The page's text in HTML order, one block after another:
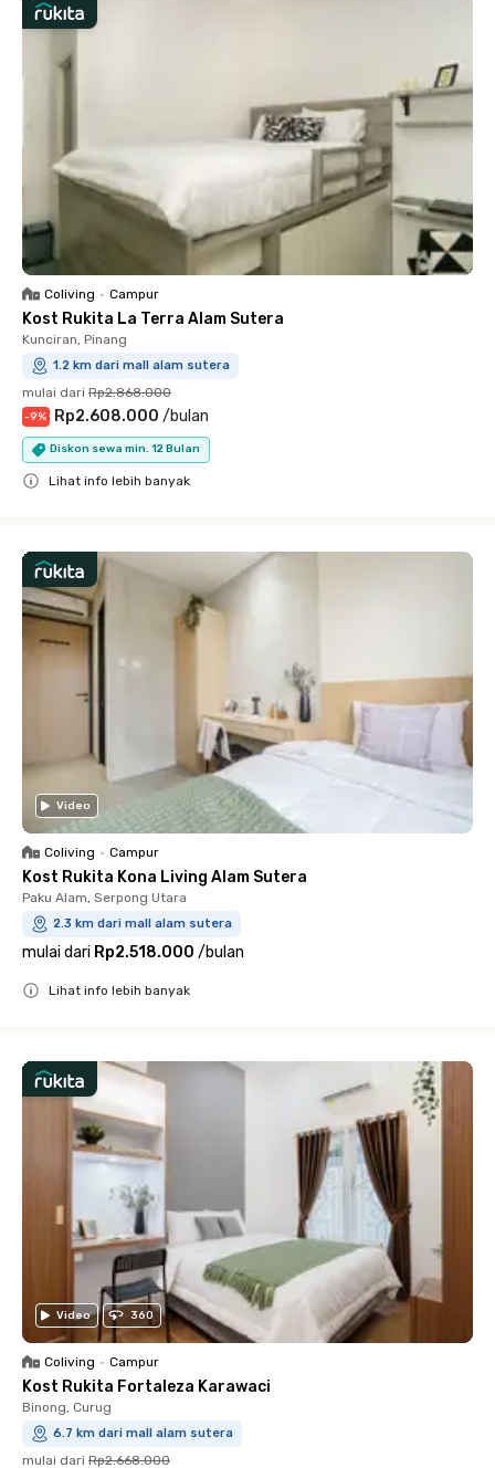
Coliving • Campur
Kost Rukita La Terra Alam Sutera
Kunciran, Pinang
1.2 km dari mall alam sutera
mulai dari Rp2.868.000
-9% Rp2.608.000 /bulan
Diskon sewa min. 12 Bulan
Lihat info lebih banyak
Video
Coliving • Campur
Kost Rukita Kona Living Alam Sutera
Paku Alam, Serpong Utara
2.3 km dari mall alam sutera
mulai dari Rp2.518.000 /bulan
Lihat info lebih banyak
Video 360
Coliving • Campur
Kost Rukita Fortaleza Karawaci
Binong, Curug
6.7 km dari mall alam sutera
mulai dari Rp2.668.000